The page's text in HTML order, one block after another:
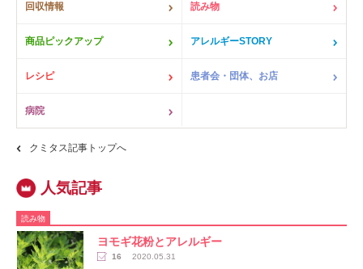
回収情報 読み物
商品ピックアップ アレルギーSTORY
レシピ 患者会・団体、お店
病院
クミタス記事トップへ
読み物
ヨモギ花粉とアレルギー
16 2020.05.31